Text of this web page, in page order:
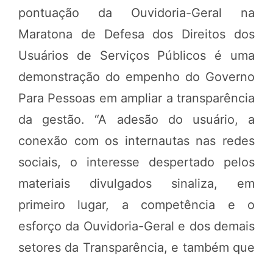
pontuação da Ouvidoria-Geral na
Maratona de Defesa dos Direitos dos
Usuários de Serviços Públicos é uma
demonstração do empenho do Governo
Para Pessoas em ampliar a transparência
da gestão. “A adesão do usuário, a
conexão com os internautas nas redes
sociais, o interesse despertado pelos
materiais divulgados sinaliza, em
primeiro lugar, a competência e o
esforço da Ouvidoria-Geral e dos demais
setores da Transparência, e também que